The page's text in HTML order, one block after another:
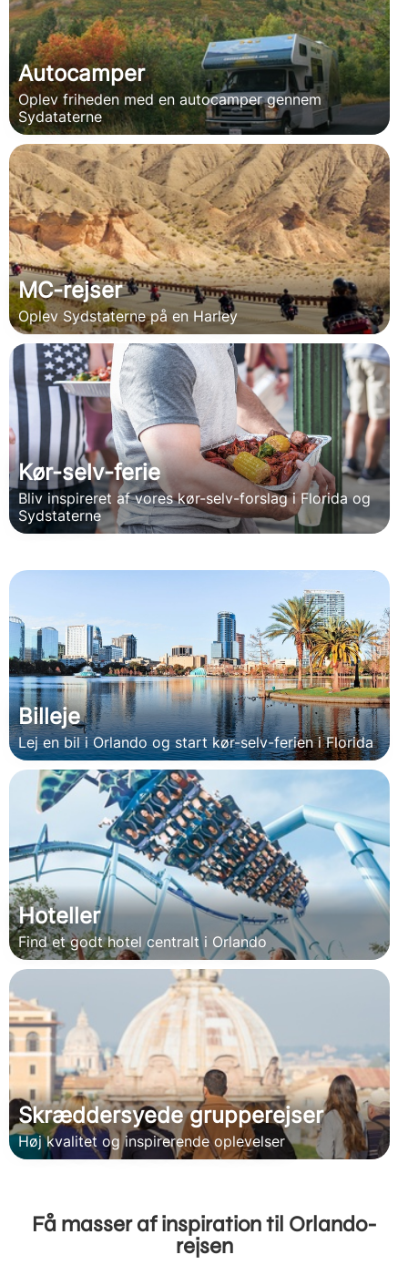
Autocamper
Oplev friheden med en autocamper gennem
Sydataterne
MC-rejser
Oplev Sydstaterne på en Harley
Kør-selv-ferie
Bliv inspireret af vores kør-selv-forslag i Florida og
Sydstaterne
Billeje
Lej en bil i Orlando og start kør-selv-ferien i Florida
Hoteller
Find et godt hotel centralt i Orlando
Skræddersyede grupperejser
Høj kvalitet og inspirerende oplevelser
Få masser af inspiration til Orlando-
rejsen